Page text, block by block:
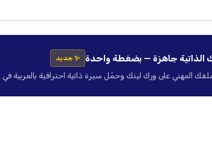
الذاتية جاهزة — بضغطة واحدة ✨ جديد
المهني على ورك لينك وحمّل سيرة ذاتية احترافية بالعربية في